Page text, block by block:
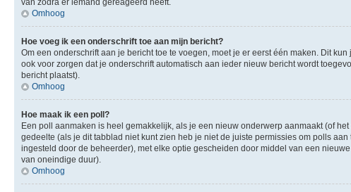
van zodra er iemand gereageerd heeft.
Omhoog
Hoe voeg ik een onderschrift toe aan mijn bericht?
Om een onderschrift aan je bericht toe te voegen, moet je er eerst één maken. Dit
ook voor zorgen dat je onderschrift automatisch aan ieder nieuw bericht wordt
bericht plaatst).
Omhoog
Hoe maak ik een poll?
Een poll aanmaken is heel gemakkelijk, als je een nieuw onderwerp aanmaakt (of
gedeelte (als je dit tabblad niet kunt zien heb je niet de juiste permissies om polls
ingesteld door de beheerder), met elke optie gescheiden door middel van een
van oneindige duur).
Omhoog